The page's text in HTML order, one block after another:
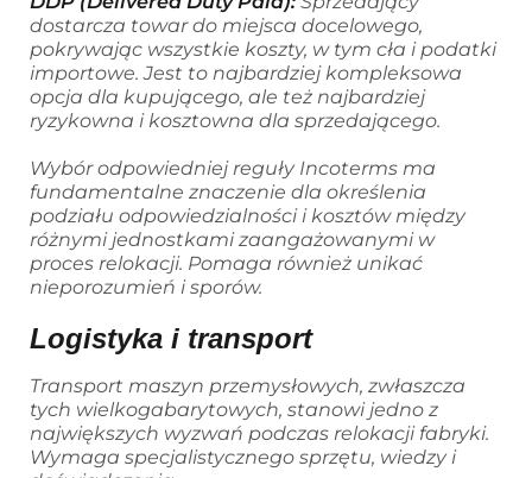
dostarcza towar do miejsca docelowego,
pokrywając wszystkie koszty, w tym cła i podatki
importowe. Jest to najbardziej kompleksowa
opcja dla kupującego, ale też najbardziej
ryzykowna i kosztowna dla sprzedającego.
Wybór odpowiedniej reguły Incoterms ma
fundamentalne znaczenie dla określenia
podziału odpowiedzialności i kosztów między
różnymi jednostkami zaangażowanymi w
proces relokacji. Pomaga również unikać
nieporozumień i sporów.
Logistyka i transport
Transport maszyn przemysłowych, zwłaszcza
tych wielkogabarytowych, stanowi jedno z
największych wyzwań podczas relokacji fabryki.
Wymaga specjalistycznego sprzętu, wiedzy i